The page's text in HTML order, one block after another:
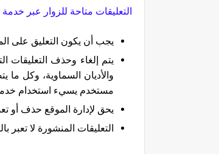
التعليقات متاحة للزوار عبر
يجب أن يكون التعليق على
يتم إلغاء وحذف التعليقات
والأديان السماوية، وكل
مستخدم يسيء استخدام
يحق لإدارة الموقع حذف أو
التعليقات المنشورة لا